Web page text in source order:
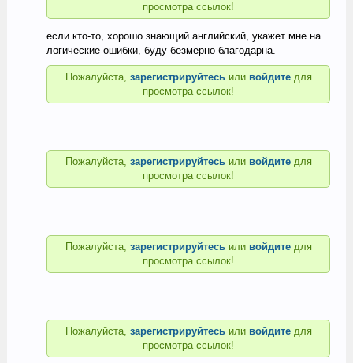
просмотра ссылок!
если кто-то, хорошо знающий английский, укажет мне на
логические ошибки, буду безмерно благодарна.
Пожалуйста, зарегистрируйтесьили войдите для
просмотра ссылок!
Пожалуйста, зарегистрируйтесьили войдите для
просмотра ссылок!
Пожалуйста, зарегистрируйтесьили войдите для
просмотра ссылок!
Пожалуйста, зарегистрируйтесьили войдите для
просмотра ссылок!